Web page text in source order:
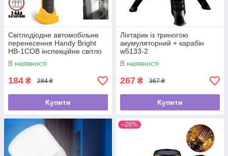
Світлодіодне автомобільне
перенесення Handy Bright
HB-1COB інспекційне світло
для СТО
В наявності
184 ₴ 284 ₴
Купити
Ліхтарик із триногою
акумуляторний + карабін
w5133-2
В наявності
267 ₴ 367 ₴
Купити
–26%